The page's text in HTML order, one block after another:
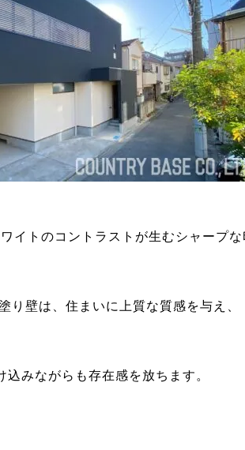
イトのコントラストが生むシャープ
り壁は、住まいに上質な質感を与え、
込みながらも存在感を放ちます。